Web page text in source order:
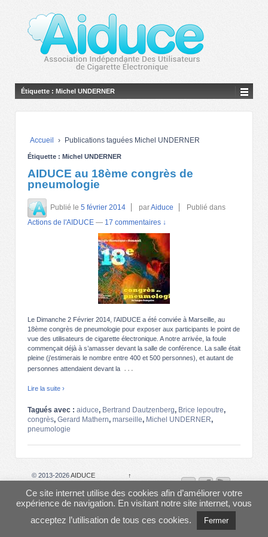
Étiquette : Michel UNDERNER
Accueil › Publications taguées Michel UNDERNER
Étiquette : Michel UNDERNER
AIDUCE au 18ème congrès de
pneumologie
Publié le 5 février 2014 parAiduce
Publié dans
Actions de l'AIDUCE — 17 commentaires ↓
Le Dimanche 2 Février 2014, l’AIDUCE a été conviée à Marseille, au
18ème congrès de pneumologie pour exposer aux participants le point de
vue des utilisateurs de cigarette électronique. A notre arrivée, la foule
commençait déjà à s’amasser devant la salle de conférence. La salle était
pleine (j’estimerais le nombre entre 400 et 500 personnes), et autant de
personnes attendaient devant la …
Lire la suite ›
Tagués avec : aiduce, Bertrand Dautzenberg, Brice lepoutre,
congrès, Gerard Mathern, marseille, Michel UNDERNER,
pneumologie
© 2013-2026AIDUCE ↑
Ce site internet utilise des cookies afin d’améliorer votre
expérience de navigation. En visitant notre site internet, vous
acceptez l’utilisation de tous ces cookies.
Fermer